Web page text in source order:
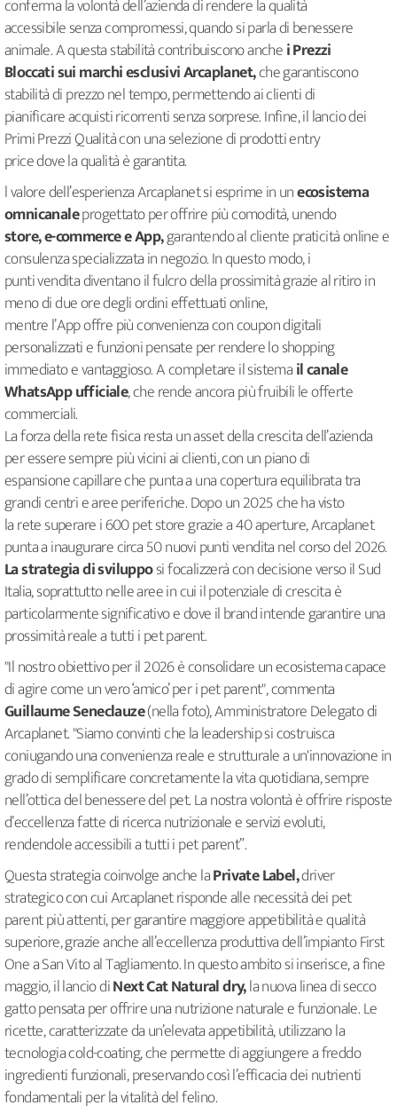
conferma la volontà dell’azienda di rendere la qualità
accessibile senza compromessi, quando si parla di benessere
animale. A questa stabilità contribuiscono anchei Prezzi
Bloccati sui marchi esclusivi Arcaplanet,che garantiscono
stabilità di prezzo nel tempo, permettendo ai clienti di
pianificare acquisti ricorrenti senza sorprese. Infine, il lancio dei
Primi Prezzi Qualità con una selezione di prodotti entry
price dove la qualità è garantita.
l valore dell’esperienza Arcaplanet si esprime in unecosistema
omnicanaleprogettato per offrire più comodità, unendo
store, e-commerce e App,garantendo al cliente praticità online e
consulenza specializzata in negozio. In questo modo, i
punti vendita diventano il fulcro della prossimità grazie al ritiro in
meno di due ore degli ordini effettuati online,
mentre l’App offre più convenienza con coupon digitali
personalizzati e funzioni pensate per rendere lo shopping
immediato e vantaggioso. A completare il sistemail canale
WhatsApp ufficiale, che rende ancora più fruibili le offerte
commerciali.
La forza della rete fisica resta un asset della crescita dell’azienda
per essere sempre più vicini ai clienti, con un piano di
espansione capillare che punta a una copertura equilibrata tra
grandi centri e aree periferiche. Dopo un 2025 che ha visto
la rete superare i 600 pet store grazie a 40 aperture, Arcaplanet
punta a inaugurare circa 50 nuovi punti vendita nel corso del 2026.
La strategia di svilupposi focalizzerà con decisione verso il Sud
Italia, soprattutto nelle aree in cui il potenziale di crescita è
particolarmente significativo e dove il brand intende garantire una
prossimità reale a tutti i pet parent.
"Il nostro obiettivo per il 2026 è consolidare un ecosistema capace
di agire come un vero ‘amico’ per i pet parent", commenta
Guillaume Seneclauze(nella foto),Amministratore Delegato di
Arcaplanet. "Siamo convinti che la leadership si costruisca
coniugando una convenienza reale e strutturale a un'innovazione in
grado di semplificare concretamente la vita quotidiana, sempre
nell’ottica del benessere del pet. La nostra volontà è offrire risposte
d’eccellenza fatte di ricerca nutrizionale e servizi evoluti,
rendendole accessibili a tutti i pet parent”.
Questa strategia coinvolge anche laPrivate Label,driver
strategico con cui Arcaplanet risponde alle necessità dei pet
parent più attenti, per garantire maggiore appetibilità e qualità
superiore, grazie anche all’eccellenza produttiva dell’impianto First
One a San Vito al Tagliamento. In questo ambito si inserisce, a fine
maggio, il lancio diNext Cat Natural dry,la nuova linea di secco
gatto pensata per offrire una nutrizione naturale e funzionale. Le
ricette, caratterizzate da un’elevata appetibilità, utilizzano la
tecnologia cold-coating, che permette di aggiungere a freddo
ingredienti funzionali, preservando così l’efficacia dei nutrienti
fondamentali per la vitalità del felino.